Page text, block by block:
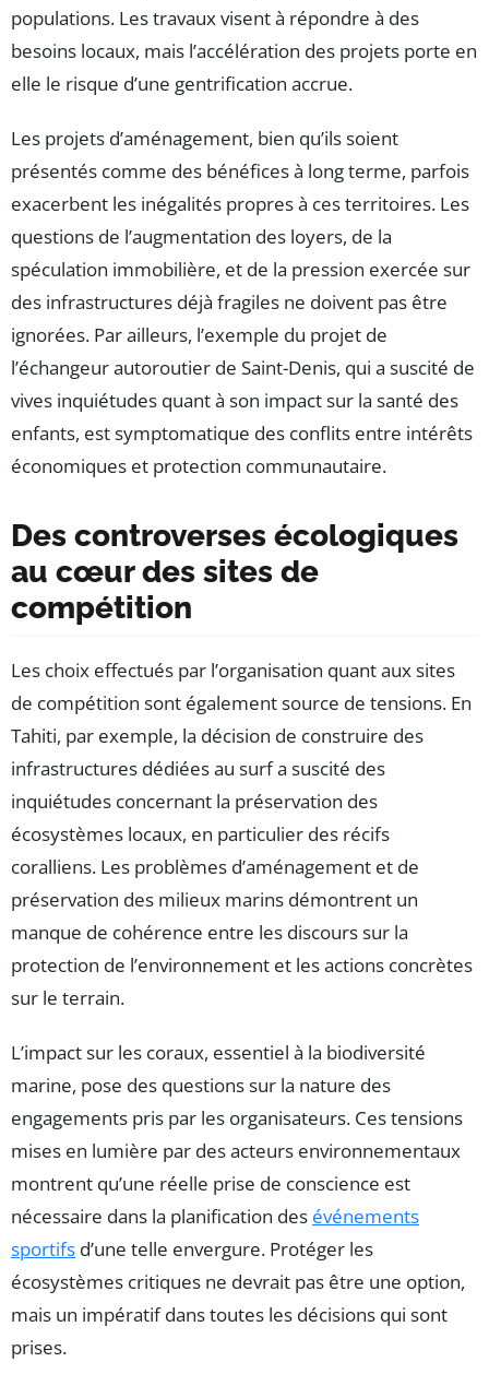
populations. Les travaux visent à répondre à des
besoins locaux, mais l’accélération des projets porte en
elle le risque d’une gentrification accrue.
Les projets d’aménagement, bien qu’ils soient
présentés comme des bénéfices à long terme, parfois
exacerbent les inégalités propres à ces territoires. Les
questions de l’augmentation des loyers, de la
spéculation immobilière, et de la pression exercée sur
des infrastructures déjà fragiles ne doivent pas être
ignorées. Par ailleurs, l’exemple du projet de
l’échangeur autoroutier de Saint-Denis, qui a suscité de
vives inquiétudes quant à son impact sur la santé des
enfants, est symptomatique des conflits entre intérêts
économiques et protection communautaire.
Des controverses écologiques
au cœur des sites de
compétition
Les choix effectués par l’organisation quant aux sites
de compétition sont également source de tensions. En
Tahiti, par exemple, la décision de construire des
infrastructures dédiées au surf a suscité des
inquiétudes concernant la préservation des
écosystèmes locaux, en particulier des récifs
coralliens. Les problèmes d’aménagement et de
préservation des milieux marins démontrent un
manque de cohérence entre les discours sur la
protection de l’environnement et les actions concrètes
sur le terrain.
L’impact sur les coraux, essentiel à la biodiversité
marine, pose des questions sur la nature des
engagements pris par les organisateurs. Ces tensions
mises en lumière par des acteurs environnementaux
montrent qu’une réelle prise de conscience est
nécessaire dans la planification des événements
sportifs d’une telle envergure. Protéger les
écosystèmes critiques ne devrait pas être une option,
mais un impératif dans toutes les décisions qui sont
prises.